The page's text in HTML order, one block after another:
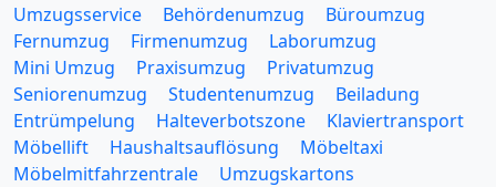
Umzugsservice Behördenumzug
Büroumzug
Fernumzug
Firmenumzug
Laborumzug
Mini Umzug
Praxisumzug
Privatumzug
Seniorenumzug
Studentenumzug
Beiladung
Entrümpelung
Halteverbotszone
Klaviertransport
Möbellift
Haushaltsauflösung
Möbeltaxi
Möbelmitfahrzentrale
Umzugskartons